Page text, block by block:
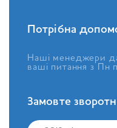
Потрібна
Наші менеджери
ваші питання з Пн
Замовте